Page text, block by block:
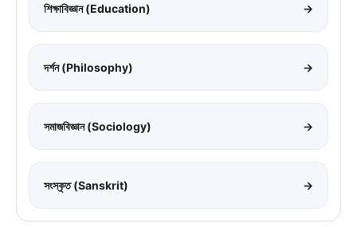
শিক্ষাবিজ্ঞান (Education) →
দর্শন (Philosophy) →
সমাজবিজ্ঞান (Sociology) →
সংস্কৃত (Sanskrit) →